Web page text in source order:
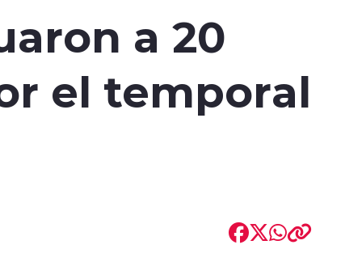
a 20
el temporal